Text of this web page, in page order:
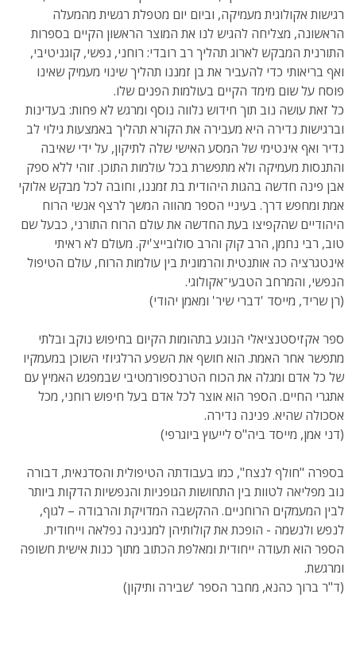
רגישות אקולוגית מעמיקה, וביום יום מטפלת רגשית מהמעלה
הראשונה, מצליחה להגיש לנו את המוצר הראשון הקיים בספרות
התורנית המבקש לארוג תהליך רב רובדי: רוחני, נפשי, קוגניטיבי,
ואף בריאותי כדי להעביר את בן זמננו תהליך שינוי מעמיק שאינו
פוסח על שום מימד הקיים בעולמות הפנים שלו.
כל זאת עושה נוב תוך חידוש נלווה נוסף ומרגש לא פחות: בעדינות
וברגישות נדירה היא מעבירה את הקורא תהליך באמצעות גילוי לב
נדיר ואף אינטימי של המסע האישי שלה לתיקון, על ידי שאיבה
והתנסות מעמיקה ולא מתפשרת בכל עולמות התוכן. זוהי ללא ספק
אבן פינה חדשה בהגות היהודית בת זמננו, וחובה לכל מבקש אלוקי
אמת ומחפש דרך. בעיניי הספר מהווה המשך לרצף אנשי הרוח
היהודיים שהקפיצו בעת החדשה את עולם הרוח התורני, כבעל שם
טוב, רבי נחמן, הרב קוק והרב סולובייצ'יק. מעולם לא ראיתי
אינטגרציה כה אותנטית והרמונית בין עולמות הרוח, עולם הטיפול
הנפשי, והמרחב הטבעי־אקולוגי.
(רן שריד, מייסד 'דברי שיר' ומאמן יהודי)
ספר אקזיסטנציאלי הנוגע בתהומות הקיום בחיפוש נוקב ובלתי
מתפשר אחר האמת. הוא חושף את השפע הרלגיוזי השוכן במעמקיו
של כל אדם ומגלה את הכוח הטרנספורמטיבי שבמפגש האמיץ עם
אתגרי החיים. הספר הוא אוצר לכל אדם בעל חיפוש רוחני, מכל
אסכולה שהיא. פנינה נדירה.
(דני אמן, מייסד ביה"ס לייעוץ ביוגרפי)
בספרה "חולף לנצח", כמו בעבודתה הטיפולית והסדנאית, דבורה
נוב מפליאה לטוות בין התחושות הגופניות והנפשיות הדקות ביותר
לבין המעמקים הרוחניים. ההקשבה המדויקת והרבודה – לגוף,
לנפש ולנשמה - הופכת את קולותיהן למנגינה נפלאה וייחודית.
הספר הוא תעודה ייחודית ומאלפת הכתוב מתוך כנות אישית חשופה
ומרגשת.
(ד"ר ברוך כהנא, מחבר הספר 'שבירה ותיקון)